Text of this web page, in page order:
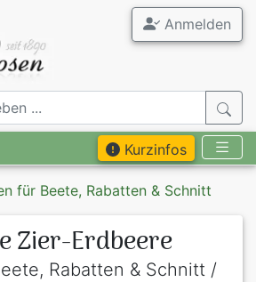
Anmelden
Kurzinfos
für Beete, Rabatten & Schnitt
Zier-Erdbeere
Rabatten & Schnitt /